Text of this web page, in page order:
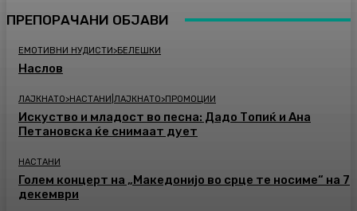
ПРЕПОРАЧАНИ ОБЈАВИ
ЕМОТИВНИ НУДИСТИ>БЕЛЕШКИ
Наслов
ЛАЈКНАТО>НАСТАНИ|ЛАЈКНАТО>ПРОМОЦИИ
Искуство и младост во песна: Дадо Топиќ и Ана
Петановска ќе снимаат дует
НАСТАНИ
Голем концерт на „Македонијо во срце те носиме“ на 7
декември